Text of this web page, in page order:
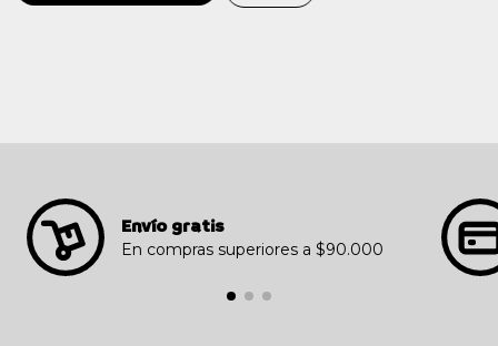
Envío gratis
En compras superiores a $90.000